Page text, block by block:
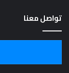
تواصل معنا